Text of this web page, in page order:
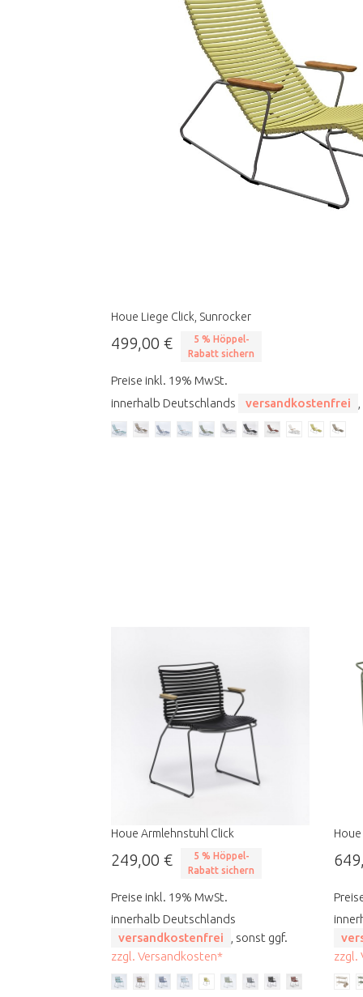
Houe Liege Click, Sunrocker
499,00 €
5 % Höppel-
Rabatt sichern
Preise inkl. 19% MwSt.
innerhalb Deutschlands
versandkostenfrei
Houe Armlehnstuhl Click
249,00 €
5 % Höppel-
Rabatt sichern
Preise inkl. 19% MwSt.
innerhalb Deutschlands
versandkostenfrei
, sonst ggf.
zzgl. Versandkosten*
zzgl.